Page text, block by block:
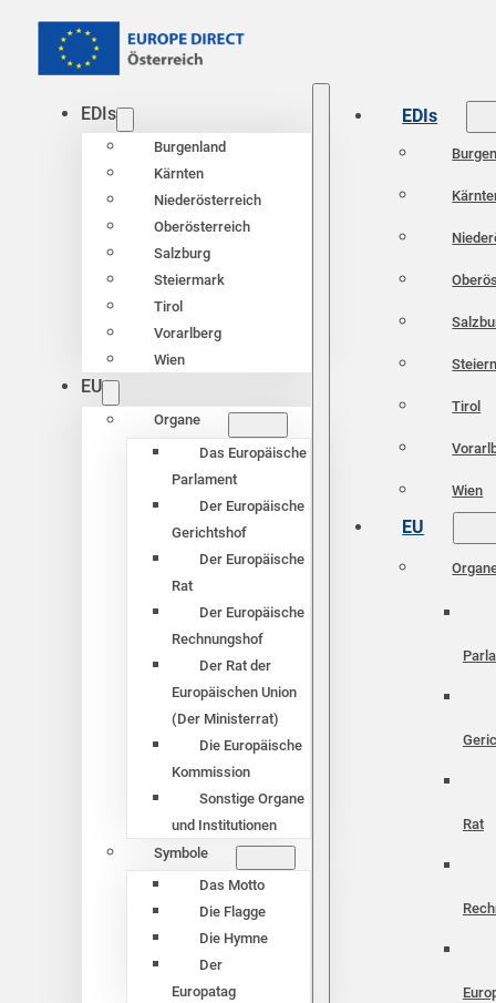
EDIs
Burgenland
Kärnten
Niederösterreich
Oberösterreich
Salzburg
Steiermark
Tirol
Vorarlberg
Wien
EU
Organe
Das Europäische
Parlament
Der Europäische
Gerichtshof
Der Europäische
Rat
Der Europäische
Rechnungshof
Der Rat der
Europäischen Union
(Der Ministerrat)
Die Europäische
Kommission
Sonstige Organe
und Institutionen
Symbole
Das Motto
Die Flagge
Die Hymne
Der
Europatag
EDIs
Tirol
Wien
EU
Rat